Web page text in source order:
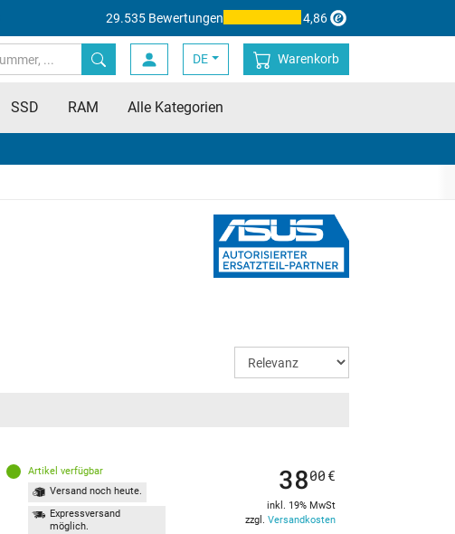
29.535 Bewertungen 4,86
DE Warenkorb
SSD RAM Alle Kategorien
Artikel verfügbar
Versand noch heute.
Expressversand
möglich.
3800 €
inkl. 19% MwSt
zzgl. Versandkosten